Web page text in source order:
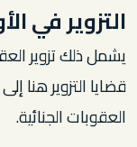
التزوير في
يشمل ذلك تزوير
قضايا التزوير هنا
العقوبات الجنائية.